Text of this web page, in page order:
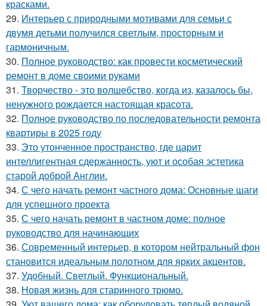
красками.
29. Интерьер с природными мотивами для семьи с
двумя детьми получился светлым, просторным и
гармоничным.
30. Полное руководство: как провести косметический
ремонт в доме своими руками
31. Творчество - это волшебство, когда из, казалось бы,
ненужного рождается настоящая красота.
32. Полное руководство по последовательности ремонта
квартиры в 2025 году
33. Это утонченное пространство, где царит
интеллигентная сдержанность, уют и особая эстетика
старой доброй Англии.
34. С чего начать ремонт частного дома: Основные шаги
для успешного проекта
35. С чего начать ремонт в частном доме: полное
руководство для начинающих
36. Современный интерьер, в котором нейтральный фон
становится идеальным полотном для ярких акцентов.
37. Удобный. Светлый. Функциональный.
38. Новая жизнь для старинного трюмо.